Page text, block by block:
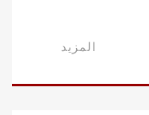
المزيد